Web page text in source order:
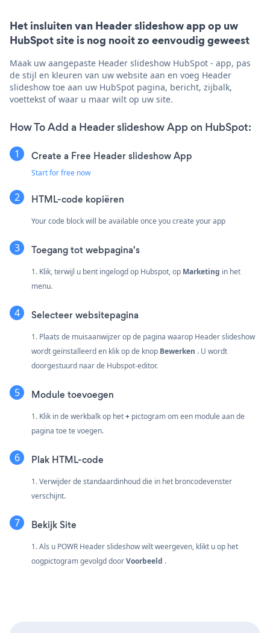
Het insluiten van Header slideshow app op uw
HubSpot site is nog nooit zo eenvoudig geweest
Maak uw aangepaste Header slideshow HubSpot - app, pas
de stijl en kleuren van uw website aan en voeg Header
slideshow toe aan uw HubSpot pagina, bericht, zijbalk,
voettekst of waar u maar wilt op uw site.
How To Add a Header slideshow App on HubSpot:
Create a Free Header slideshow App
Start for free now
HTML-code kopiëren
Your code block will be available once you create your app
Toegang tot webpagina's
1. Klik, terwijl u bent ingelogd op Hubspot, op Marketing in het
menu.
Selecteer websitepagina
1. Plaats de muisaanwijzer op de pagina waarop Header slideshow
wordt geïnstalleerd en klik op de knop Bewerken . U wordt
doorgestuurd naar de Hubspot-editor.
Module toevoegen
1. Klik in de werkbalk op het+ pictogram om een module aan de
pagina toe te voegen.
Plak HTML-code
1. Verwijder de standaardinhoud die in het broncodevenster
verschijnt.
Bekijk Site
1. Als u POWR Header slideshow wilt weergeven, klikt u op het
oogpictogram gevolgd doorVoorbeeld .